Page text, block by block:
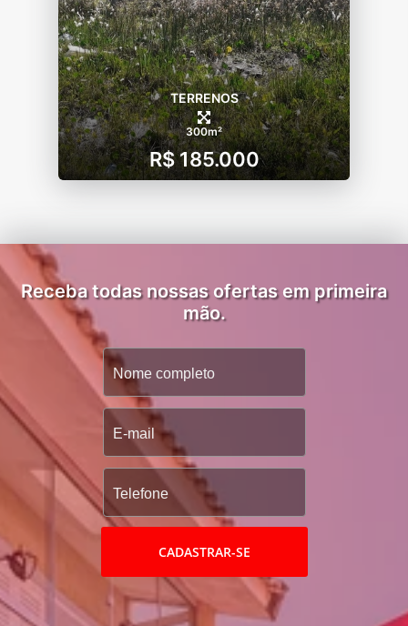
TERRENOS
300m²
R$ 185.000
Receba todas nossas ofertas em primeira
mão.
CADASTRAR-SE